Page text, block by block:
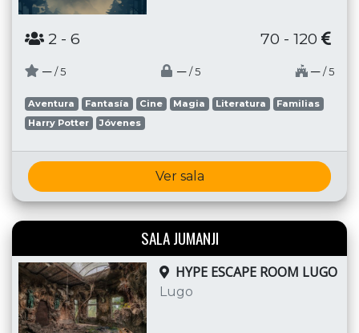
2 - 6 70 - 120
─ / 5 ─ / 5 ─ / 5
Aventura Fantasía Cine Magia Literatura
Familias
Harry Potter
Jóvenes
Ver sala
SALA JUMANJI
HYPE ESCAPE ROOM LUGO
Lugo